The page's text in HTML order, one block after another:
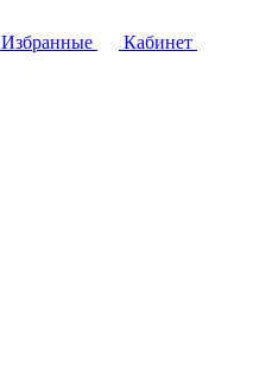
Избранные
Кабинет